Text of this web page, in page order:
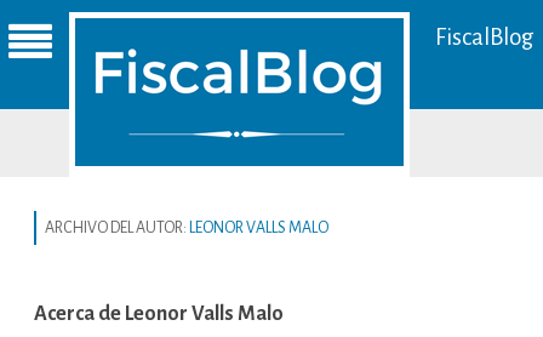
FiscalBlog
ARCHIVO DEL AUTOR: LEONOR VALLS MALO
Acerca de Leonor Valls Malo